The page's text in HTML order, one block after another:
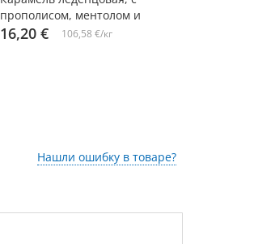
прополисом, ментолом и
мелиссой , Eleo, 19 г х 8 шт.
16,20 € 106,58 €/кг
Нашли ошибку в товаре?